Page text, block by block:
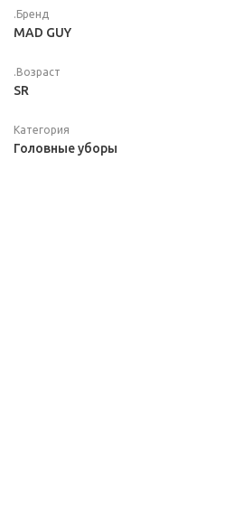
.Бренд
MAD GUY
.Возраст
SR
Категория
Головные уборы